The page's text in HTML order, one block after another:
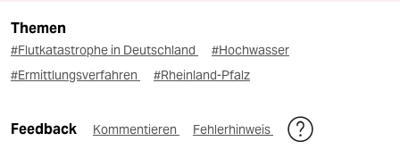
Themen
#Flutkatastrophe in Deutschland
#Hochwasser
#Ermittlungsverfahren
#Rheinland-Pfalz
Feedback Kommentieren Fehlerhinweis